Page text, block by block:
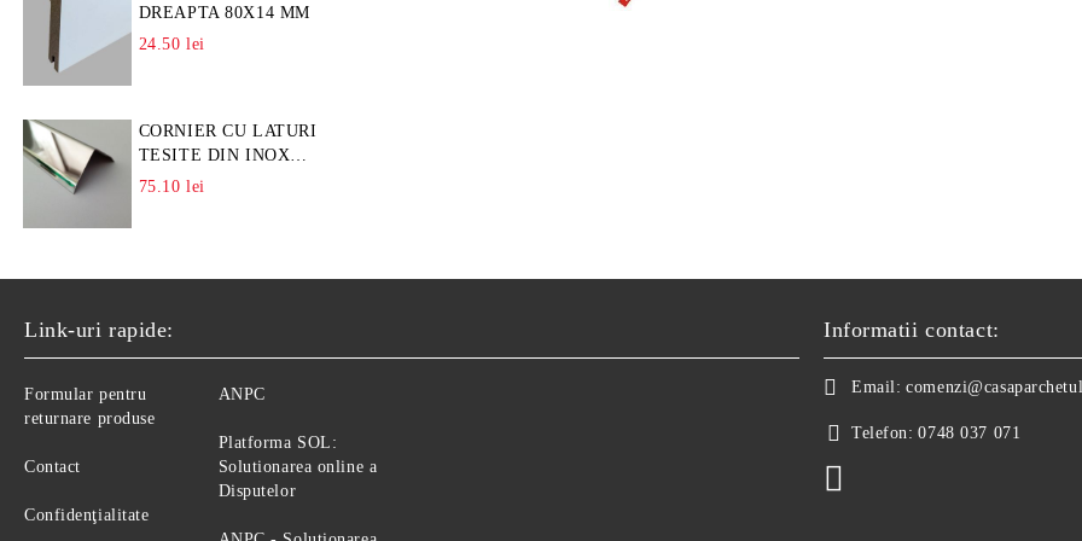
DREAPTA 80X14 MM
24.50 lei
CORNIER CU LATURI
TESITE DIN INOX
L=A=25MM
75.10 lei
Link-uri rapide:
Formular pentru
returnare produse
Contact
Confidenţialitate
ANPC
Platforma SOL:
Solutionarea online a
Disputelor
Informatii contact:
Email:
Telefon: 0748 037 071